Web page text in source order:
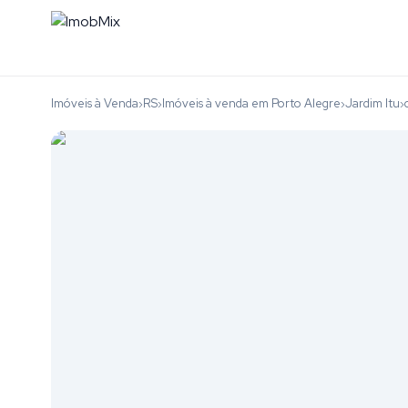
Imóveis à Venda›RS›Imóveis à venda em Porto Alegre›Jardim Itu›